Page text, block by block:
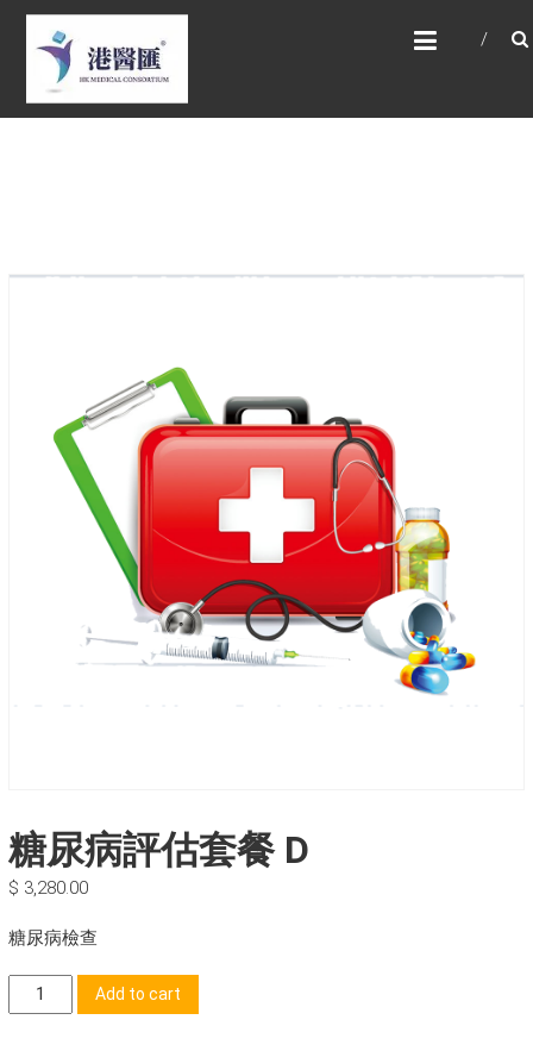
Skip
content
HONG KONG MEDICAL
CONSORTIUM LIMITED 港
醫匯
HEALTH CARE 醫健服務, GENERAL PRACTICE
糖尿病評估套餐 D
$ 3,280.00
糖尿病檢查
尿
Add to cart